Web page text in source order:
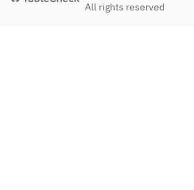
All rights reserved